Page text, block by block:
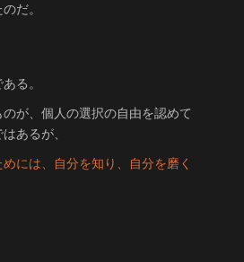
だ。
る。
が、個人の選択の自由を認めて
あるが、
には、自分を知り、自分を磨く